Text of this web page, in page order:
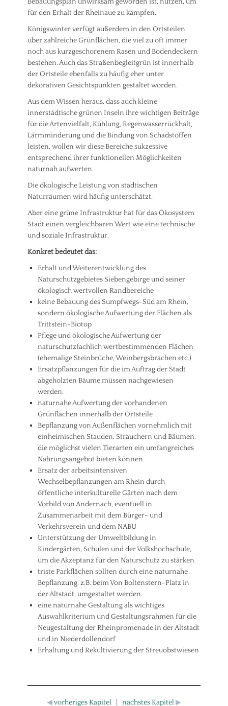
Bebauungsplan unwirksam geworden ist, nutzen, um
für den Erhalt der Rheinaue zu kämpfen.
Königswinter verfügt außerdem in den Ortsteilen
über zahlreiche Grünflächen, die viel zu oft immer
noch aus kurzgeschorenem Rasen und Bodendeckern
bestehen. Auch das Straßenbegleitgrün ist innerhalb
der Ortsteile ebenfalls zu häufig eher unter
dekorativen Gesichtspunkten gestaltet worden.
Aus dem Wissen heraus, dass auch kleine
innerstädtische grünen Inseln ihre wichtigen Beiträge
für die Artenvielfalt, Kühlung, Regenwasserrückhalt,
Lärmminderung und die Bindung von Schadstoffen
leisten, wollen wir diese Bereiche sukzessive
entsprechend ihrer funktionellen Möglichkeiten
naturnah aufwerten.
Die ökologische Leistung von städtischen
Naturräumen wird häufig unterschätzt.
Aber eine grüne Infrastruktur hat für das Ökosystem
Stadt einen vergleichbaren Wert wie eine technische
und soziale Infrastruktur.
Konkret bedeutet das:
Erhalt und Weiterentwicklung des
Naturschutzgebietes Siebengebirge und seiner
ökologisch wertvollen Randbereiche
keine Bebauung des Sumpfwegs-Süd am Rhein,
sondern ökologische Aufwertung der Flächen als
Trittstein-Biotop
Pflege und ökologische Aufwertung der
naturschutzfachlich wertbestimmenden Flächen
(ehemalige Steinbrüche, Weinbergsbrachen etc.)
Ersatzpflanzungen für die im Auftrag der Stadt
abgeholzten Bäume müssen nachgewiesen
werden.
naturnahe Aufwertung der vorhandenen
Grünflächen innerhalb der Ortsteile
Bepflanzung von Außenflächen vornehmlich mit
einheimischen Stauden, Sträuchern und Bäumen,
die möglichst vielen Tierarten ein umfangreiches
Nahrungsangebot bieten können.
Ersatz der arbeitsintensiven
Wechselbepflanzungen am Rhein durch
öffentliche interkulturelle Gärten nach dem
Vorbild von Andernach, eventuell in
Zusammenarbeit mit dem Bürger- und
Verkehrsverein und dem NABU
Unterstützung der Umweltbildung in
Kindergärten, Schulen und der Volkshochschule,
um die Akzeptanz für den Naturschutz zu stärken.
triste Parkflächen sollten durch eine naturnahe
Bepflanzung, z.B. beim Von Boltenstern-Platz in
der Altstadt, umgestaltet werden.
eine naturnahe Gestaltung als wichtiges
Auswahlkriterium und Gestaltungsrahmen für die
Neugestaltung der Rheinpromenade in der Altstadt
und in Niederdollendorf
Erhaltung und Rekultivierung der Streuobstwiesen
◀vorheriges Kapitel nächstes Kapitel▶